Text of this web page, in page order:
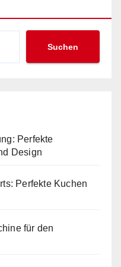
Suchen
Perfekte
Design
Perfekte Kuchen
für den